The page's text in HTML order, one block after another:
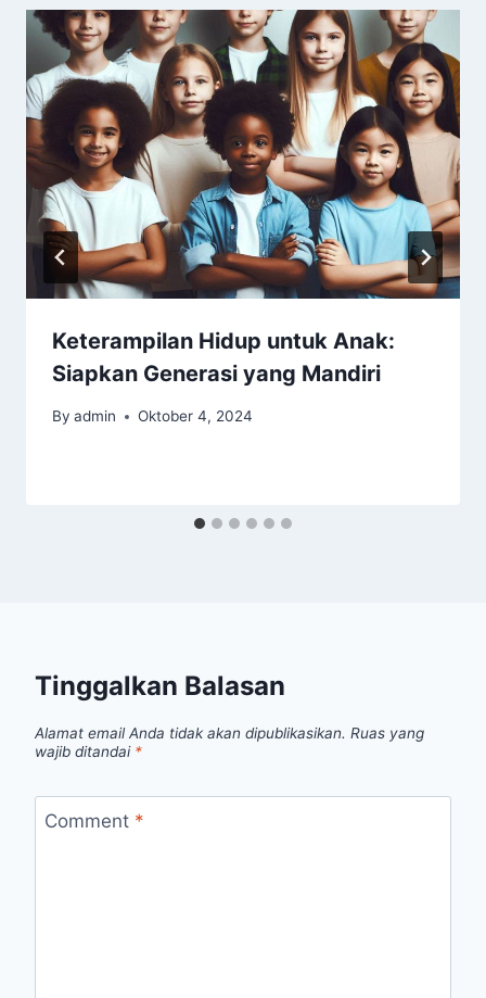
Keterampilan Hidup untuk Anak:
Siapkan Generasi yang Mandiri
By admin Oktober 4, 2024
Tinggalkan Balasan
Alamat email Anda tidak akan dipublikasikan. Ruas yang
wajib ditandai *
Comment *